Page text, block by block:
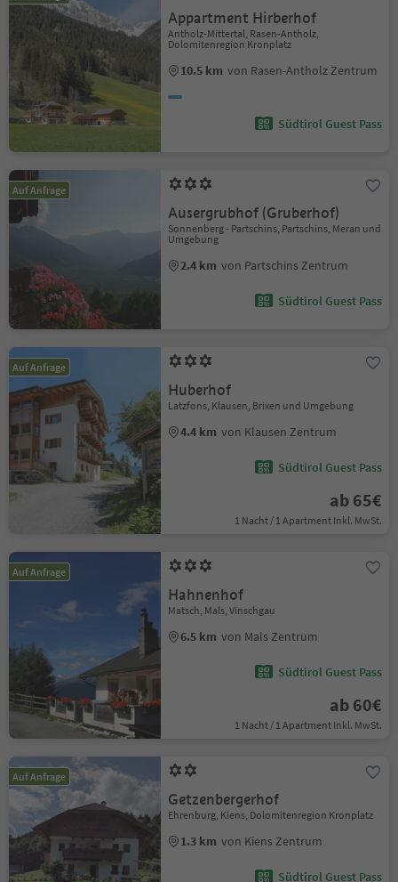
Appartment Hirberhof
Antholz-Mittertal, Rasen-Antholz,
Dolomitenregion Kronplatz
10.5 km von Rasen-Antholz Zentrum
Südtirol Guest Pass
Auf Anfrage
Ausergrubhof (Gruberhof)
Sonnenberg - Partschins, Partschins, Meran und
Umgebung
2.4 km von Partschins Zentrum
Südtirol Guest Pass
Auf Anfrage
Huberhof
Latzfons, Klausen, Brixen und Umgebung
4.4 km von Klausen Zentrum
Südtirol Guest Pass
ab 65€
1 Nacht / 1 Apartment Inkl. MwSt.
Auf Anfrage
Hahnenhof
Matsch, Mals, Vinschgau
6.5 km von Mals Zentrum
Südtirol Guest Pass
ab 60€
1 Nacht / 1 Apartment Inkl. MwSt.
Auf Anfrage
Getzenbergerhof
Ehrenburg, Kiens, Dolomitenregion Kronplatz
1.3 km von Kiens Zentrum
Südtirol Guest Pass